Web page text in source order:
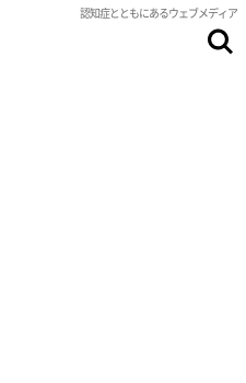
認知症とともにあるウェブメディア